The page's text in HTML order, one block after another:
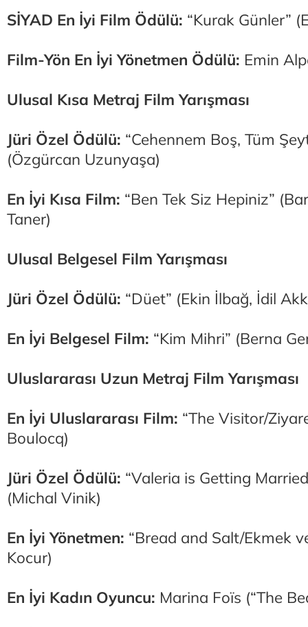
SİYAD En İyi Film Ödülü: “Kurak Günler”
Film-Yön En İyi Yönetmen Ödülü: Emin
Ulusal Kısa Metraj Film Yarışması
Jüri Özel Ödülü: “Cehennem Boş, Tüm
(Özgürcan Uzunyaşa)
En İyi Kısa Film: “Ben Tek Siz Hepiniz”
Taner)
Ulusal Belgesel Film Yarışması
Jüri Özel Ödülü: “Düet” (Ekin İlbağ, İdil
En İyi Belgesel Film: “Kim Mihri” (Berna
Uluslararası Uzun Metraj Film Yarışması
En İyi Uluslararası Film: “The Visitor/
Boulocq)
Jüri Özel Ödülü: “Valeria is Getting
(Michal Vinik)
En İyi Yönetmen: “Bread and Salt/Ekmek
Kocur)
En İyi Kadın Oyuncu: Marina Foïs (“The